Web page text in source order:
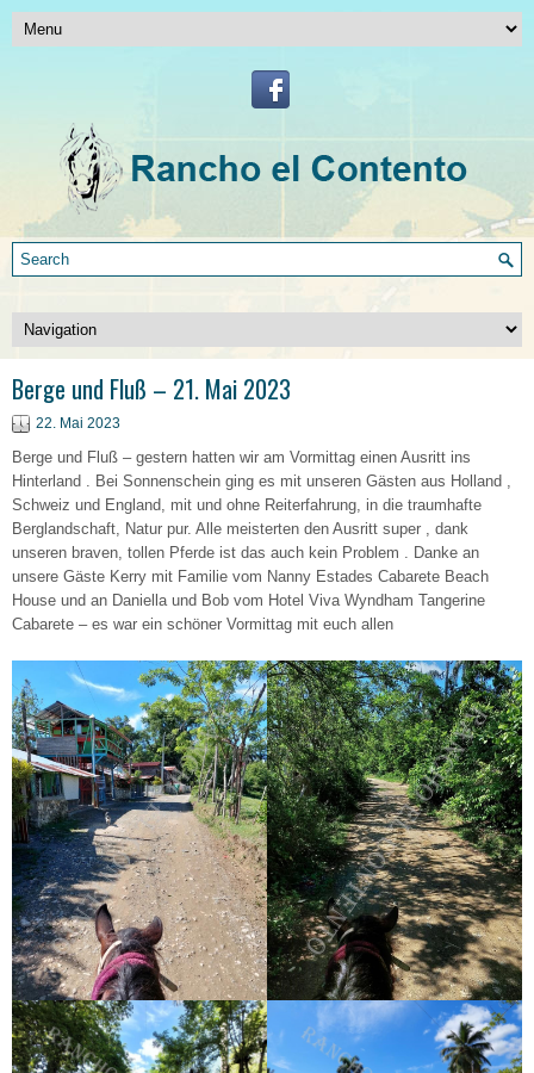
Berge und Fluß – 21. Mai 2023
22. Mai 2023
Berge und Fluß – gestern hatten wir am Vormittag einen Ausritt ins
Hinterland . Bei Sonnenschein ging es mit unseren Gästen aus Holland ,
Schweiz und England, mit und ohne Reiterfahrung, in die traumhafte
Berglandschaft, Natur pur. Alle meisterten den Ausritt super , dank
unseren braven, tollen Pferde ist das auch kein Problem . Danke an
unsere Gäste Kerry mit Familie vom Nanny Estades Cabarete Beach
House und an Daniella und Bob vom Hotel Viva Wyndham Tangerine
Cabarete – es war ein schöner Vormittag mit euch allen